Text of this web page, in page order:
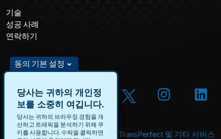
기술
성공 사례
연락하기
DataForce 채용 및 유급 프로
TransPerfect 및 기타 서비스
동의 기본 설정
당사는 귀하의 개인정
보를 소중히 여깁니다.
당사는 귀하의 브라우징 경험을 개
선하고 트래픽을 분석하기 위해 쿠
키를 사용합니다. 수락을 클릭하면